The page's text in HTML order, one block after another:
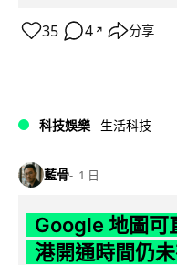
35 4 ↗ 分享
科技娛樂 生活科技
藍骨 1 日
Google 地圖
港開通時間仍